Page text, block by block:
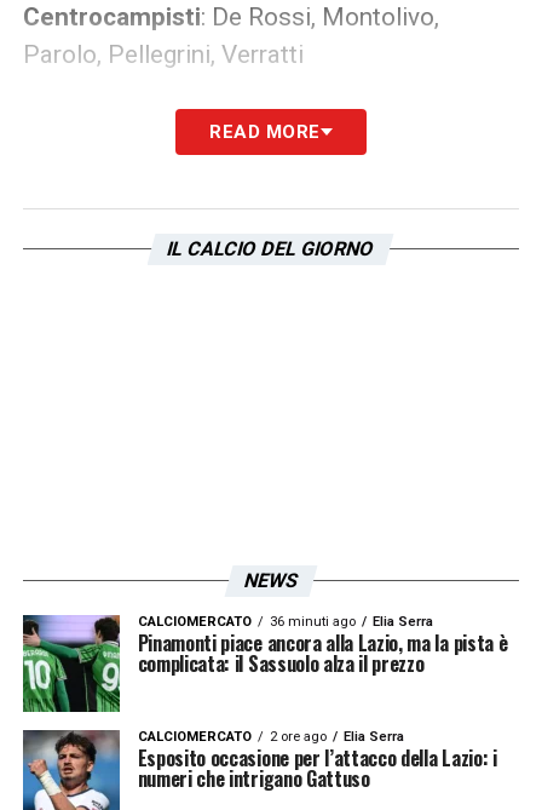
Centrocampisti: De Rossi, Montolivo,
Parolo, Pellegrini, Verratti
: Belotti, Immobile, Gabbiadini,
READ MORE
IL CALCIO DEL GIORNO
NEWS
CALCIOMERCATO 36 minuti ago Elia Serra
Pinamonti piace ancora alla Lazio, ma la pista è
complicata: il Sassuolo alza il prezzo
CALCIOMERCATO 2 ore ago Elia Serra
Esposito occasione per l’attacco della Lazio: i
numeri che intrigano Gattuso